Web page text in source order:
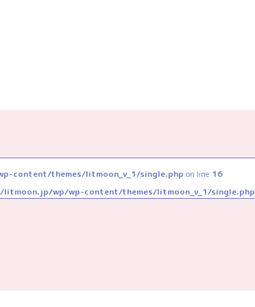
content/themes/litmoon_v_1/single.php on line 16
wp/wp-content/themes/litmoon_v_1/single.php